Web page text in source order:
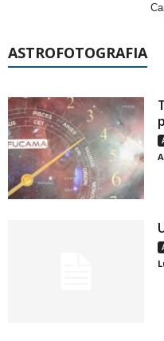
ASTROFOTOGRAFIA